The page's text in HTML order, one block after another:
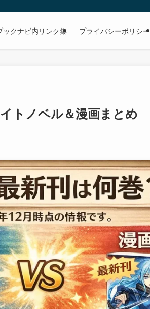
クナビ内リンク集 プライバシーポリシー
トノベル＆漫画まとめ